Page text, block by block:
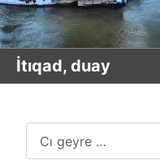
İtıqad, duay